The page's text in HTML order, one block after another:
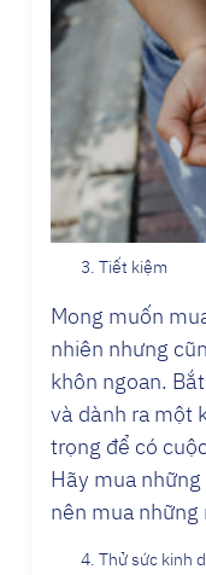
Tiết kiệm
Mong muốn
nhiên nhưng
khôn ngoan.
và dành ra một
trọng để có
Hãy mua
nên mua
Thử sức kinh